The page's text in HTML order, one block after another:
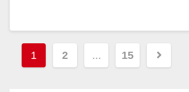
文
1 2 ... 15